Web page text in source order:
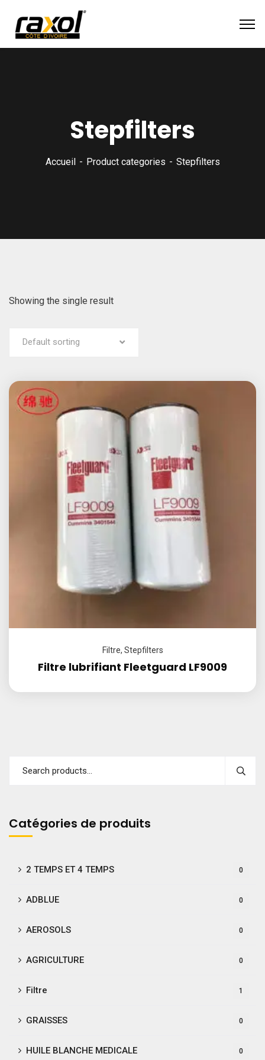
Stepfilters
Accueil Product categories Stepfilters
Showing the single result
Default sorting
Filtre, Stepfilters
Filtre lubrifiant Fleetguard LF9009
Catégories de produits
2 TEMPS ET 4 TEMPS 0
ADBLUE 0
AEROSOLS 0
AGRICULTURE 0
Filtre 1
GRAISSES 0
HUILE BLANCHE MEDICALE 0